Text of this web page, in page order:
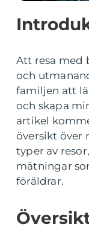
Att resa med
och
familjen att
och skapa
artikel
översikt över
typer av
mätningar
föräldrar.